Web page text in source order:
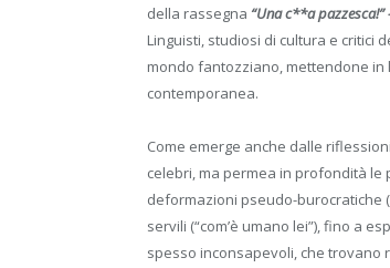
della rassegna “Una c**a pazzesca!”
Linguisti, studiosi di cultura e critici
mondo fantozziano, mettendone in
contemporanea.
Come emerge anche dalle
celebri, ma permea in profondità le
deformazioni pseudo-burocratiche
servili (“com’è umano lei”), fino a
spesso inconsapevoli, che